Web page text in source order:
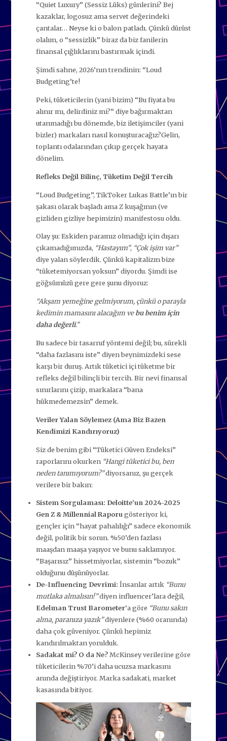
“Quiet Luxury” (Sessiz Lüks) günlerini? Bej
kazaklar, logosuz ama servet değerindeki
çantalar… Neyse ki o balon patladı. Çünkü dürüst
olalım, o “sessizlik” biraz da biz fanilerin
finansal çığlıklarını bastırmak içindi.
Şimdi sahne, 2026’nın trendinin: “Loud
Budgeting’te!
Peki, tüketicilerin (yani bizim) “Bu fiyata bu
alınır mı, delirdiniz mi?” diye bağırmaktan
utanmadığı bu dönemde, biz iletişimciler (yani
bizler) markaları nasıl konuşturacağız?Gelin,
toplantı odalarından çıkıp gerçek hayata
dönelim.
Refleks Değil Bilinç, Tüketim Değil Tercih
“Loud Budgeting”, TikToker Lukas Battle’ın bir
şakası olarak başladı ama Z kuşağının (ve
gizliden gizliye hepimizin) manifestosu oldu.
Olay şu: Eskiden paramız olmadığı için dışarı
çıkamadığımızda, “Hastayım”, “Çok işim var”
diye yalan söylerdik. Çünkü kapitalizm bize
“tüketemiyorsan yoksun” diyordu. Şimdi ise
göğsümüzü gere gere şunu diyoruz:
“Akşam yemeğine gelmiyorum, çünkü o parayla
kedimin mamasını alacağım vebu benim için
daha değerli.”
Bu sadece bir tasarruf yöntemi değil; bu, sürekli
“daha fazlasını iste” diyen beynimizdeki sese
karşı bir duruş. Artık tüketici içi tüketme bir
refleks değil bilinçli bir tercih. Bir nevi finansal
sınırlarını çizip, markalara “bana
hükmedemezsin” demek.
Veriler Yalan Söylemez (Ama Biz Bazen
Kendimizi Kandırıyoruz)
Siz de benim gibi “Tüketici Güven Endeksi”
raporlarını okurken “Hangi tüketici bu, ben
neden tanımıyorum?”diyorsanız, şu gerçek
verilere bir bakın:
Sistem Sorgulaması: Deloitte’un 2024-2025
Gen Z & Millennial Raporugösteriyor ki,
gençler için “hayat pahalılığı” sadece ekonomik
değil, politik bir sorun. %50’den fazlası
maaşdan maaşa yaşıyor ve bunu saklamıyor.
“Başarısız” hissetmiyorlar, sistemin “bozuk”
olduğunu düşünüyorlar.
De-Influencing Devrimi: İnsanlar artık “Bunu
mutlaka almalısın!”diyen influencer’lara değil,
Edelman Trust Barometer‘a göre “Bunu sakın
alma, paranıza yazık”diyenlere (%60 oranında)
daha çok güveniyor. Çünkü hepimiz
kandırılmaktan yorulduk.
Sadakat mi? O da Ne?McKinsey verilerine göre
tüketicilerin %70’i daha ucuzsa markasını
anında değiştiriyor. Marka sadakati, market
kasasında bitiyor.